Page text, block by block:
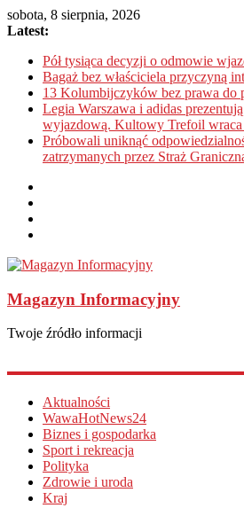
sobota, 8 sierpnia, 2026
Latest:
Pół tysiąca decyzji o odmowie
Bagaż bez właściciela przyczyną
13 Kolumbijczyków bez prawa do
Legia Warszawa i adidas
wyjazdową. Kultowy Trefoil wraca
Próbowali uniknąć
zatrzymanych przez Straż
Magazyn Informacyjny
Twoje źródło informacji
Aktualności
WawaHotNews24
Biznes i gospodarka
Sport i rekreacja
Polityka
Zdrowie i uroda
Kraj